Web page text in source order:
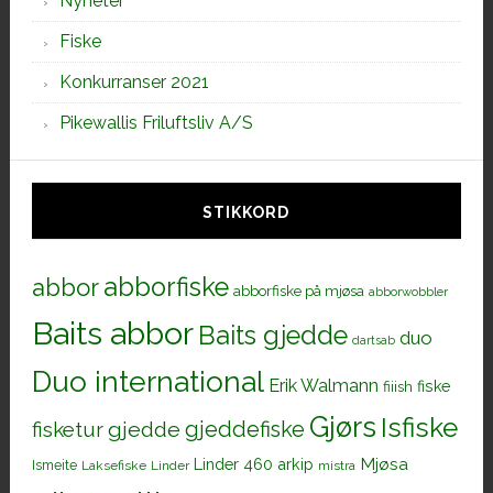
Fiske
Konkurranser 2021
Pikewallis Friluftsliv A/S
STIKKORD
abborabborfiske abborfiske på mjøsa abborwobbler
Baits abbor Baits gjedde dartsab duo
Duo international Erik Walmann fiiish fiske
fisketurgjedde gjeddefiske Gjørs Isfiske
Ismeite Laksefiske Linder Linder 460 arkip mistra Mjøsa